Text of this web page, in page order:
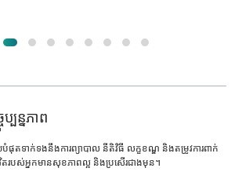
ប្បន្នភាព
តទាក់ទងនឹងការព្យាបាល នីតិវិធី លក្ខខណ្ឌ និងតម្រូវការពាក់
វិតរបស់អ្នកមានសុខភាពល្អ និងប្រសើរជាងមុន។